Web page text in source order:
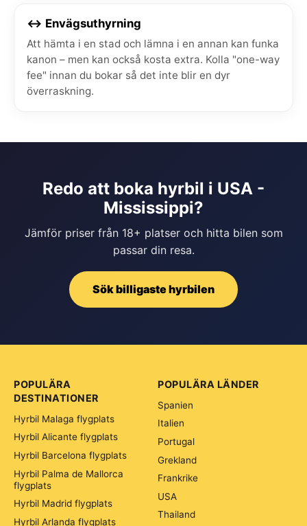
↔️ Envägsuthyrning
Att hämta i en stad och lämna i en annan kan funka
kanon – men kan också kosta extra. Kolla "one-way
fee" innan du bokar så det inte blir en dyr
överraskning.
Redo att boka hyrbil i USA -
Mississippi?
Jämför priser från 18+ platser och hitta bilen som
passar din resa.
Sök billigaste hyrbilen
POPULÄRA
DESTINATIONER
Hyrbil Malaga flygplats
Hyrbil Alicante flygplats
Hyrbil Barcelona flygplats
Hyrbil Palma de Mallorca
flygplats
Hyrbil Madrid flygplats
Hyrbil Arlanda flygplats
POPULÄRA LÄNDER
Spanien
Italien
Portugal
Grekland
Frankrike
USA
Thailand